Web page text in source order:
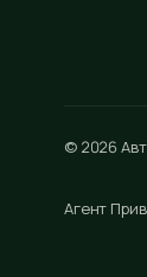
© 2026
Агент